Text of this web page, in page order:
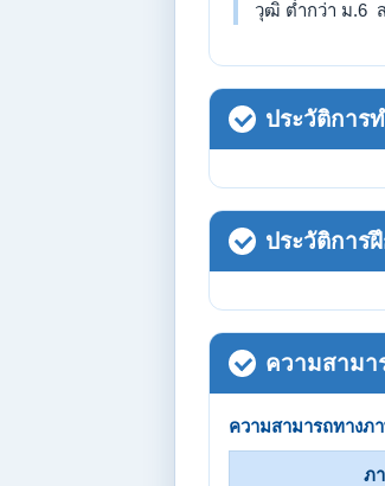
วุฒิ ต่ำกว่า ม.6
ประวัติการ
ประวัติการ
ความสามา
ความสามารถทางภ
ภ